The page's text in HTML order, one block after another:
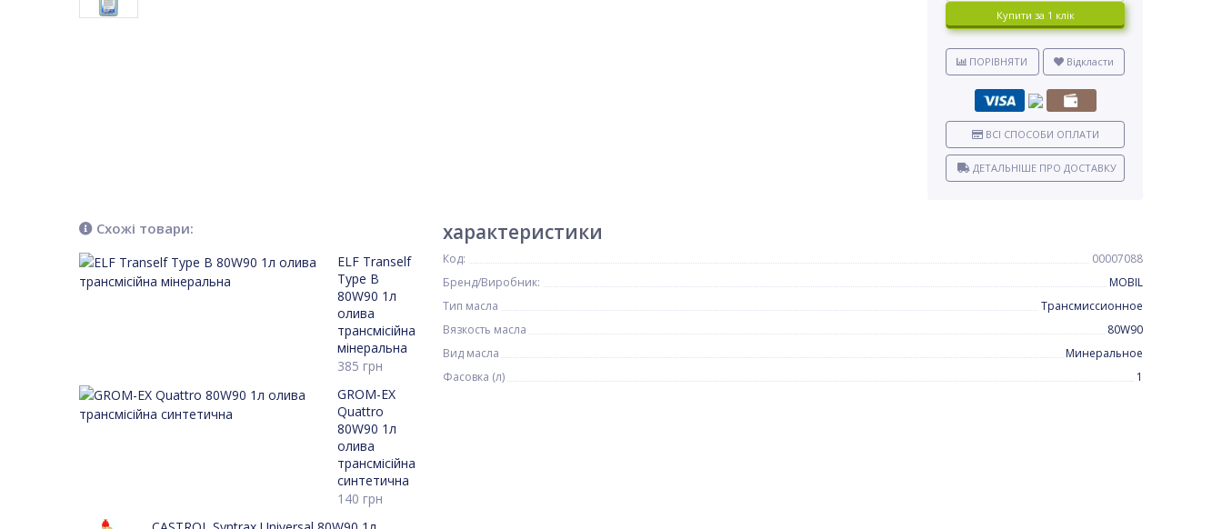
Купити за 1 клiк
ПОРІВНЯТИ Відкласти
ВСІ СПОСОБИ ОПЛАТИ
ДЕТАЛЬНІШЕ ПРО ДОСТАВКУ
Схожі товари:
ELF Tranself
Type B
80W90 1л
олива
трансмісійна
мінеральна
385 грн
GROM-EX
Quattro
80W90 1л
олива
трансмісійна
синтетична
140 грн
характеристики
Код:
00007088
Бренд/Виробник:
MOBIL
Тип масла
Трансмиссионное
Вязкость масла
80W90
Вид масла
Минеральное
Фасовка (л)
1